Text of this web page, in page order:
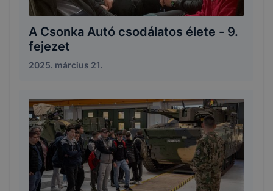
A Csonka Autó csodálatos élete - 9.
fejezet
2025. március 21.